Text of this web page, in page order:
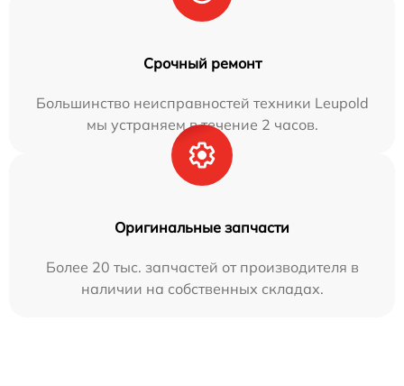
Срочный ремонт
Большинство неисправностей техники Leupold
мы устраняем в течение 2 часов.
Оригинальные запчасти
Более 20 тыс. запчастей от производителя в
наличии на собственных складах.